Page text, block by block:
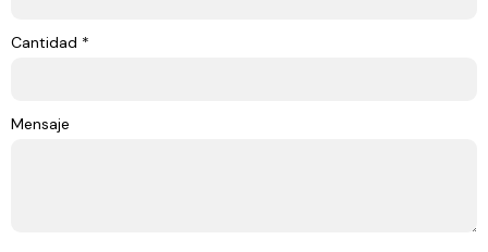
Cantidad *
Mensaje